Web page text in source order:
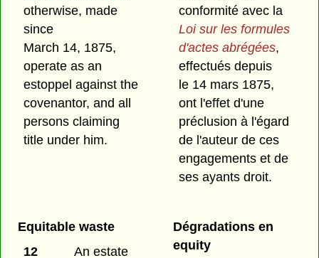
otherwise, made
since
March 14, 1875,
operate as an
estoppel against the
covenantor, and all
persons claiming
title under him.
conformité avec la
Loi sur les formules
d'actes abrégées,
effectués depuis
le 14 mars 1875,
ont l'effet d'une
préclusion à l'égard
de l'auteur de ces
engagements et de
ses ayants droit.
Equitable waste
12
An estate
Dégradations en
equity